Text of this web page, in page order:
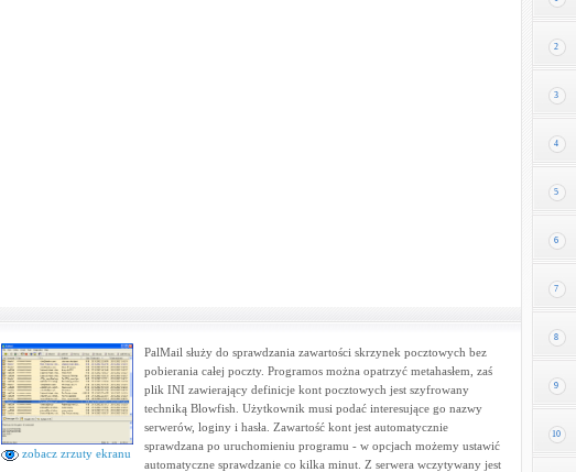
zobacz zrzuty ekranu
PalMail służy do sprawdzania zawartości skrzynek pocztowych bez
pobierania całej poczty. Programos można opatrzyć metahasłem, zaś
plik INI zawierający definicje kont pocztowych jest szyfrowany
techniką Blowfish. Użytkownik musi podać interesujące go nazwy
serwerów, loginy i hasła. Zawartość kont jest automatycznie
sprawdzana po uruchomieniu programu - w opcjach możemy ustawić
automatyczne sprawdzanie co kilka minut. Z serwera wczytywany jest
2
3
4
5
6
7
8
9
10